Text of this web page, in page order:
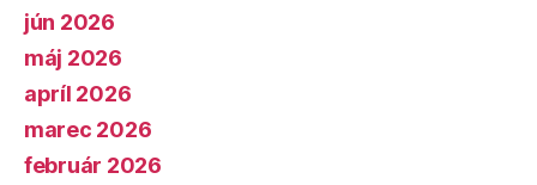
jún 2026
máj 2026
apríl 2026
marec 2026
február 2026